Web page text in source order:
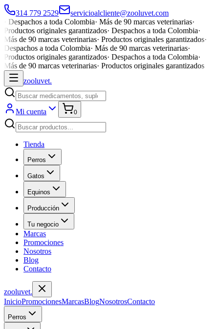
314 779 2529
servicioalcliente@zooluvet.com
Despachos a toda Colombia· Más de 90 marcas veterinarias·
Productos originales garantizados· Despachos a toda Colombia·
Más de 90 marcas veterinarias· Productos originales garantizados·
Despachos a toda Colombia· Más de 90 marcas veterinarias·
Productos originales garantizados· Despachos a toda Colombia·
Más de 90 marcas veterinarias· Productos originales garantizados
zooluvet.
Mi cuenta 0
Tienda
Perros
Gatos
Equinos
Producción
Tu negocio
Marcas
Promociones
Nosotros
Blog
Contacto
zooluvet.
InicioPromocionesMarcasBlogNosotrosContacto
Perros